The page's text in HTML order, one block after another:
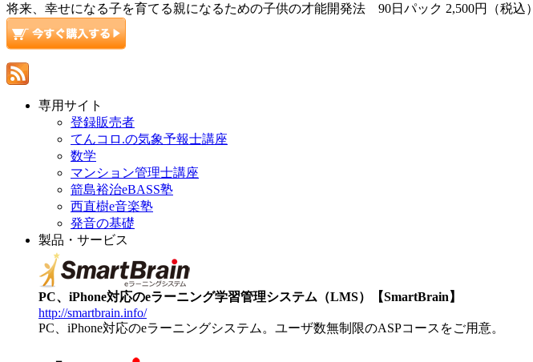
将来、幸せになる子を育てる親になるための子供の才能開発法 90日パック 2,500円（税込）
専用サイト
登録販売者
てんコロ.の気象予報士講座
数学
マンション管理士講座
箭島裕治eBASS塾
西直樹e音楽塾
発音の基礎
製品・サービス
PC、iPhone対応のeラーニング学習管理システム（LMS）【SmartBrain】
http://smartbrain.info/
PC、iPhone対応のeラーニングシステム。ユーザ数無制限のASPコースをご用意。